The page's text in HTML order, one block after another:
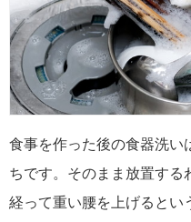
食事を作った後の食器洗い
ちです。そのまま放置する
経って重い腰を上げるとい